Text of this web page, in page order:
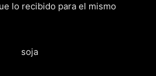
lo recibido para el mismo